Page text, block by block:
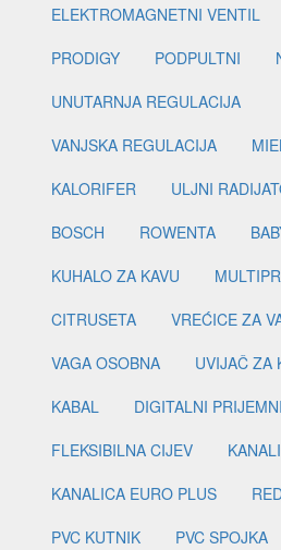
ELEKTROMAGNETNI VENTIL
PRODIGY
PODPULTNI
UNUTARNJA REGULACIJA
VANJSKA REGULACIJA
KALORIFER
ULJNI
BOSCH
ROWENTA
KUHALO ZA KAVU
CITRUSETA
VREĆICE ZA
VAGA OSOBNA
UVIJAČ ZA
KABAL
DIGITALNI
FLEKSIBILNA CIJEV
KANALICA EURO PLUS
PVC KUTNIK
PVC SPOJKA